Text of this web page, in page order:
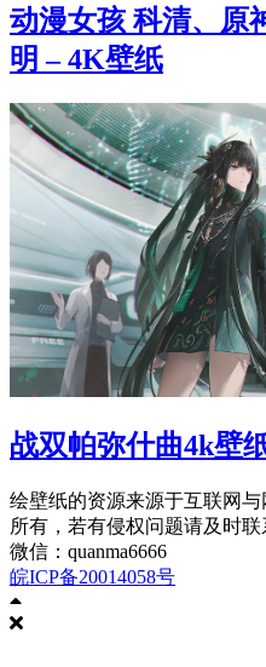
动漫女孩 科清、原
明 – 4K壁纸
战双帕弥什曲4k壁
绘壁纸的资源来源于互联网
所有，若有侵权问题请及时
微信：quanma6666
皖ICP备20014058号